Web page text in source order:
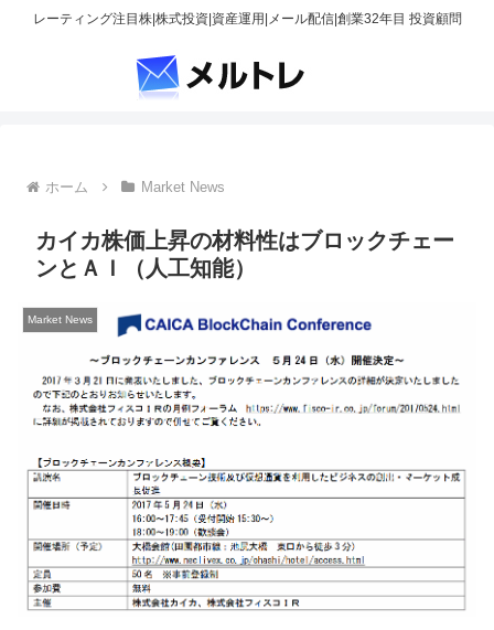
レーティング注目株|株式投資|資産運用|メール配信|創業32年目 投資顧問
ホーム Market News
カイカ株価上昇の材料性はブロックチェー
ンとＡＩ（人工知能）
Market News